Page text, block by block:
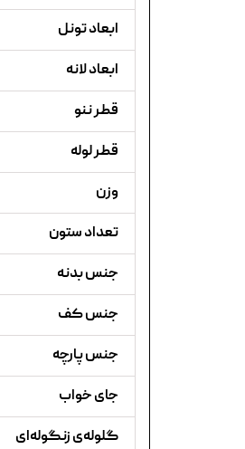
ابعاد تونل
ابعاد لانه
قطر ننو
قطر لوله
وزن
تعداد ستون
جنس بدنه
جنس کف
جنس پارچه
جای خواب
گلوله‌ی زنگوله‌ای